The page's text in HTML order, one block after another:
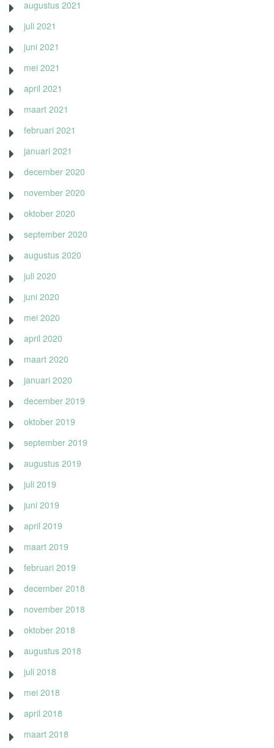
augustus 2021
juli 2021
juni 2021
mei 2021
april 2021
maart 2021
februari 2021
januari 2021
december 2020
november 2020
oktober 2020
september 2020
augustus 2020
juli 2020
juni 2020
mei 2020
april 2020
maart 2020
januari 2020
december 2019
oktober 2019
september 2019
augustus 2019
juli 2019
juni 2019
april 2019
maart 2019
februari 2019
december 2018
november 2018
oktober 2018
augustus 2018
juli 2018
mei 2018
april 2018
maart 2018